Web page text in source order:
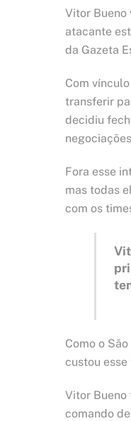
Vitor Bueno
atacante
da Gazeta
Com
transferir
decidiu
Fora esse
mas todas
com os
Como o
custou
Vitor Bueno
comando